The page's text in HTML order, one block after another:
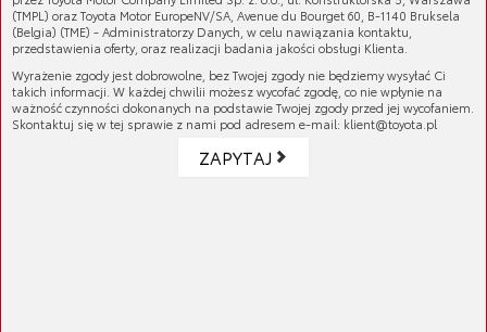
(TMPL) oraz Toyota Motor EuropeNV/SA, Avenue du Bourget 60, B-1140 Bruksela
(Belgia) (TME) - Administratorzy Danych, w celu nawiązania kontaktu,
przedstawienia oferty, oraz realizacji badania jakości obsługi Klienta.
Wyrażenie zgody jest dobrowolne, bez Twojej zgody nie będziemy wysyłać Ci
takich informacji. W każdej chwilii możesz wycofać zgodę, co nie wpłynie na
ważność czynności dokonanych na podstawie Twojej zgody przed jej wycofaniem.
Skontaktuj się w tej sprawie z nami pod adresem e-mail: klient@toyota.pl
ZAPYTAJ